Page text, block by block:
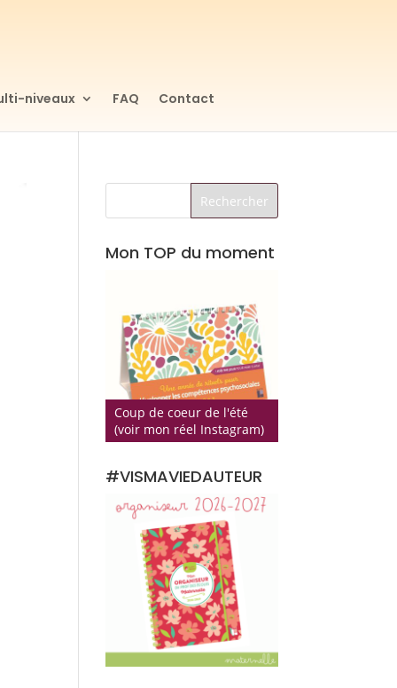
niveaux FAQ Contact
Mon TOP du moment
Coup de coeur de l'été
(voir mon réel Instagram)
#VISMAVIEDAUTEUR